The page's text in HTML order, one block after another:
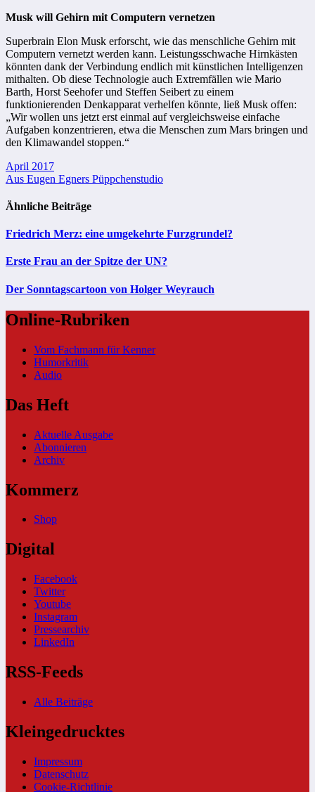
Musk will Gehirn mit Computern vernetzen
Superbrain Elon Musk erforscht, wie das menschliche Gehirn mit
Computern vernetzt werden kann. Leistungsschwache Hirnkästen
könnten dank der Verbindung endlich mit künstlichen Intelligenzen
mithalten. Ob diese Technologie auch Extremfällen wie Mario
Barth, Horst Seehofer und Steffen Seibert zu einem
funktionierenden Denkapparat verhelfen könnte, ließ Musk offen:
„Wir wollen uns jetzt erst einmal auf vergleichsweise einfache
Aufgaben konzentrieren, etwa die Menschen zum Mars bringen und
den Klimawandel stoppen.“
Beitragsnavigation
April 2017
Aus Eugen Egners Püppchenstudio
Ähnliche Beiträge
Friedrich Merz: eine umgekehrte Furzgrundel?
Erste Frau an der Spitze der UN?
Der Sonntagscartoon von Holger Weyrauch
Online-Rubriken
Vom Fachmann für Kenner
Humorkritik
Audio
Das Heft
Aktuelle Ausgabe
Abonnieren
Archiv
Kommerz
Shop
Digital
Facebook
Twitter
Youtube
Instagram
Pressearchiv
LinkedIn
RSS-Feeds
Alle Beiträge
Kleingedrucktes
Impressum
Datenschutz
Cookie-Richtlinie